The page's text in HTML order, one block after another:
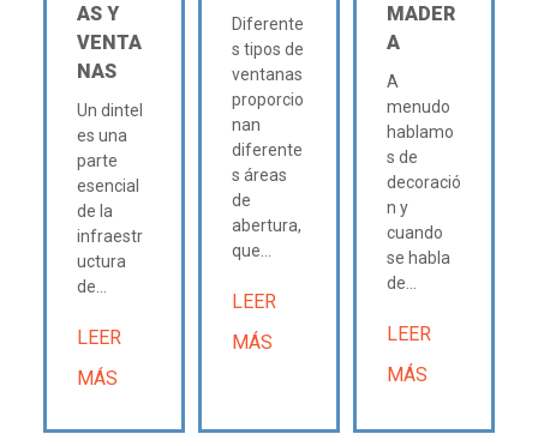
AS Y
VENTA
NAS
Un dintel
es una
parte
esencial
de la
infraestr
uctura
de...
LEER
MÁS
Diferente
s tipos de
ventanas
proporcio
nan
diferente
s áreas
de
abertura,
que...
LEER
MÁS
MADER
A
A
menudo
hablamo
s de
decoració
n y
cuando
se habla
de...
LEER
MÁS